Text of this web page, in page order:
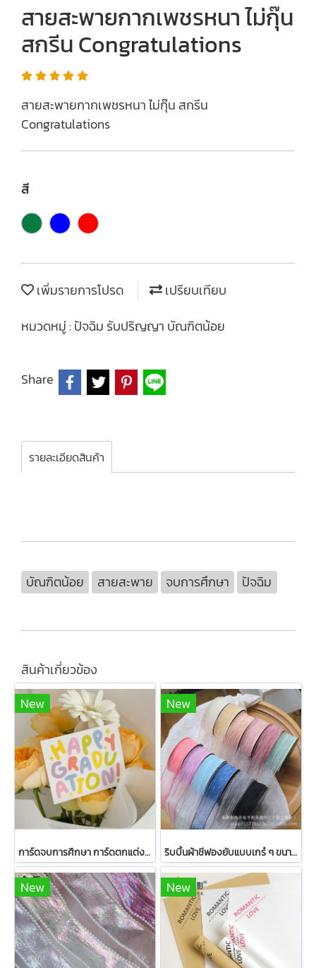
สายสะพายกากเพชรหนา ไม่กุ๊น
สกรีน Congratulations
สายสะพายกากเพชรหนา ไม่กุ๊น สกรีน
Congratulations
สี
เพิ่มรายการโปรด
เปรียบเทียบ
หมวดหมู่ :ปัจฉิม รับปริญญา บัณฑิตน้อย
Share
รายละเอียดสินค้า
บัณฑิตน้อย สายสะพาย จบการศึกษา ปัจฉิม
สินค้าเกี่ยวข้อง
New
การ์ดจบการศึกษา การ์ดตกแต่งขนาด 8*6.5 ซม 1 แพ็ค มี 50 ชิ้น
New
ริบบิ้นผ้าชีฟองยับแบบเกร๋ ๆ ขนาด 4ซม. ยาว 10 หลา
New New